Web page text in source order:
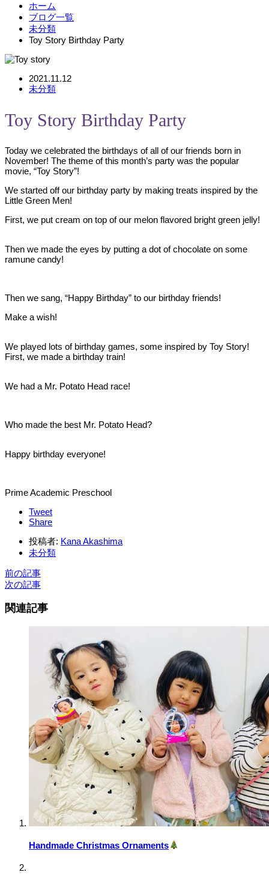
ホーム
ブログ一覧
未分類
Toy Story Birthday Party
2021.11.12
未分類
Toy Story Birthday Party
Today we celebrated the birthdays of all of our friends born in
November! The theme of this month’s party was the popular
movie, “Toy Story”!
We started off our birthday party by making treats inspired by the
Little Green Men!
First, we put cream on top of our melon flavored bright green jelly!
Then we made the eyes by putting a dot of chocolate on some
ramune candy!
Then we sang, “Happy Birthday” to our birthday friends!
Make a wish!
We played lots of birthday games, some inspired by Toy Story!
First, we made a birthday train!
We had a Mr. Potato Head race!
Who made the best Mr. Potato Head?
Happy birthday everyone!
Prime Academic Preschool
Tweet
Share
投稿者: Kana Akashima
未分類
前の記事
次の記事
関連記事
Handmade Christmas Ornaments